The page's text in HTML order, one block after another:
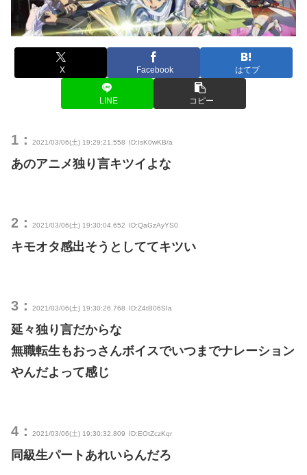
X Facebook はてブ
LINE コピー
1： 2021/03/06(土) 19:29:21.558 ID:IsK0wKB/a
あのアニメ独り言キツイよな
2： 2021/03/06(土) 19:30:04.652 ID:QaGzAyYS0
キモオタ感出そうとしててキツい
3： 2021/03/06(土) 19:30:26.768 ID:Z4tB06SIa
延々独り言だからな
無職転生もおっさんボイスでいつまでナレーション
やんだよって感じ
4： 2021/03/06(土) 19:30:32.809 ID:EOtZczKqr
同級生パートあれいらんだろ